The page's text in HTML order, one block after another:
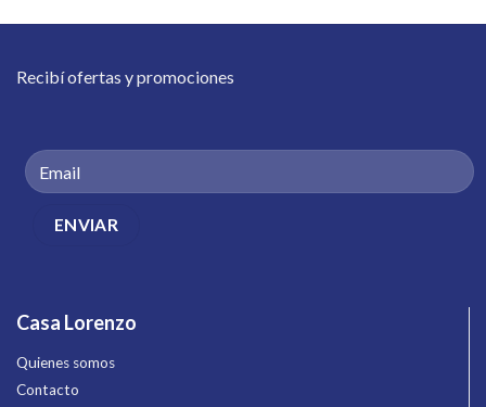
Recibí ofertas y promociones
Casa Lorenzo
Quienes somos
Contacto